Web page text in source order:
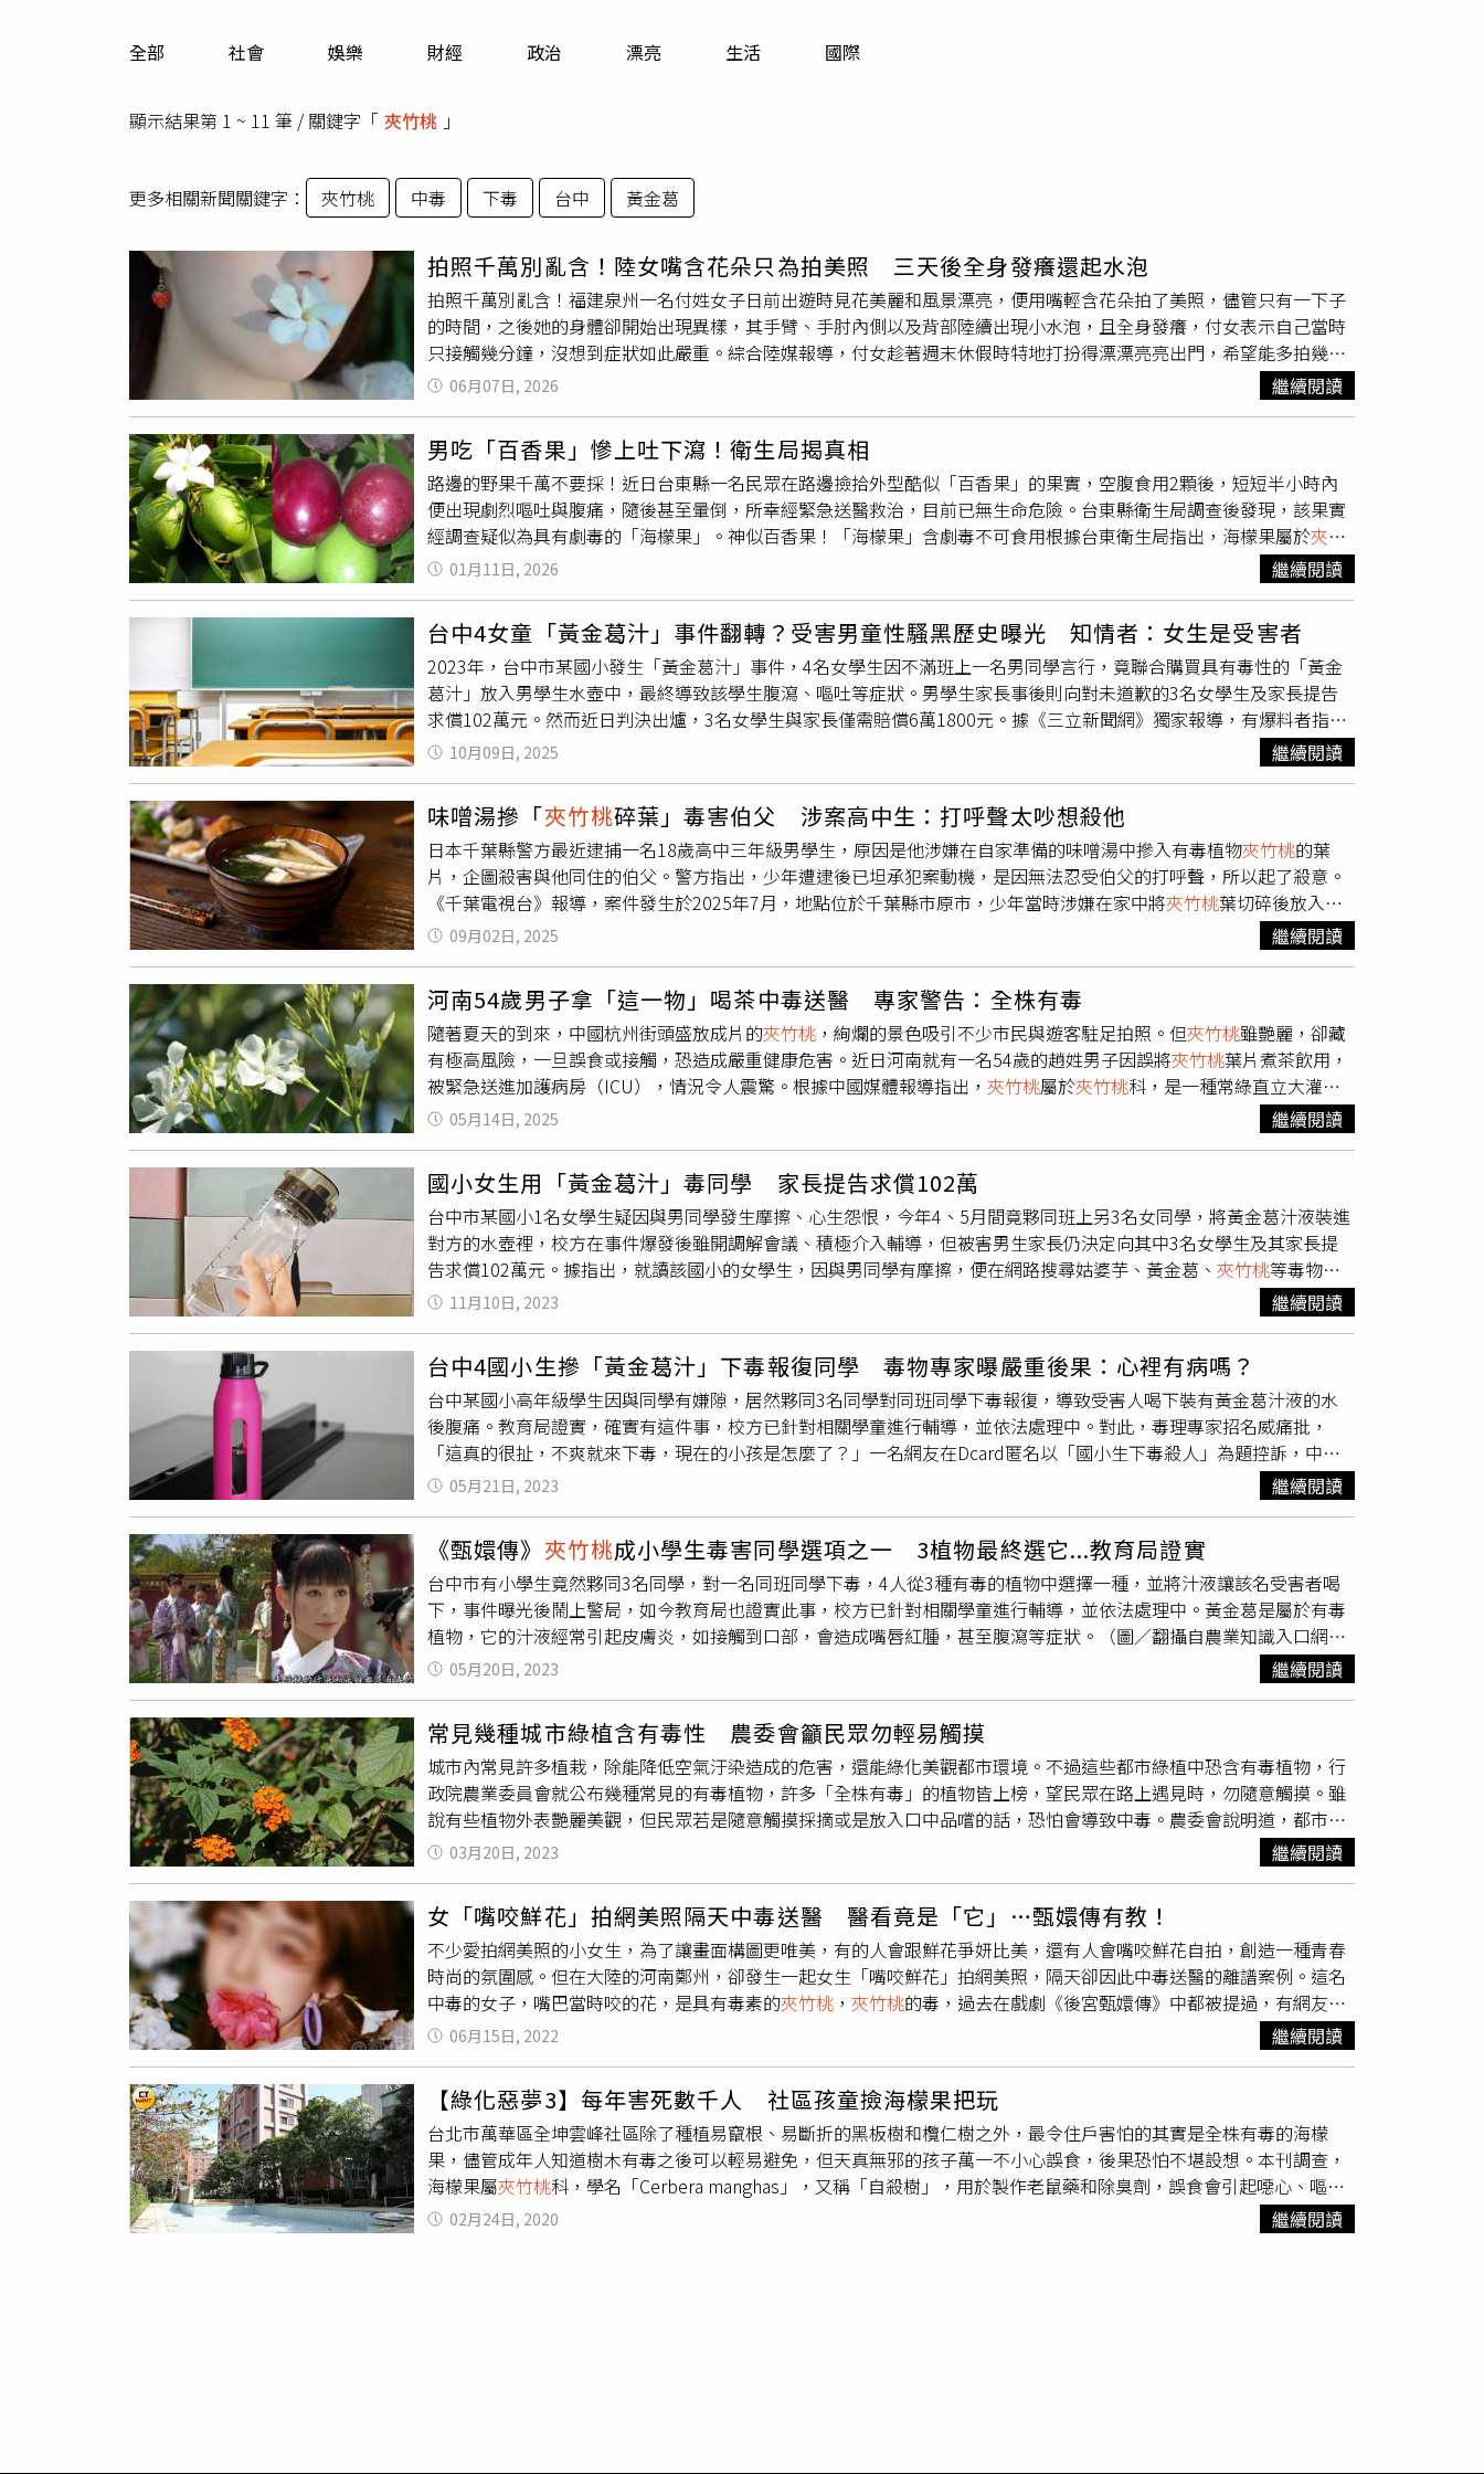
運勢
全部 社會 娛樂 財經 政治 漂亮 生活 國際
顯示結果第 1 ~ 11 筆 / 關鍵字「 夾竹桃 」
更多相關新聞關鍵字： 夾竹桃 中毒 下毒 台中 黃金葛
拍照千萬別亂含！陸女嘴含花朵只為拍美照 三天後全身發癢還起水泡
拍照千萬別亂含！福建泉州一名付姓女子日前出遊時見花美麗和風景漂亮，便用嘴輕含花朵拍了美照，儘管只有一下子
的時間，之後她的身體卻開始出現異樣，其手臂、手肘內側以及背部陸續出現小水泡，且全身發癢，付女表示自己當時
只接觸幾分鐘，沒想到症狀如此嚴重。綜合陸媒報導，付女趁著週末休假時特地打扮得漂漂亮亮出門，希望能多拍幾張
美照，出遊期間她看見一叢白色小花十分美麗，便拿起來含在嘴裡當作裝飾拍照，沒想到三天後身體開始出現不適，到
雖擁有漂亮花朵與四季常青的綠葉，但其實整株植
物都有毒，包括莖、葉、花粉、種子與枝條皆含有毒性，是知名的有毒植物，輕微中毒症狀包括食慾不振、噁心、腹瀉
等，嚴重時則可能影響心臟功能，甚至導致死亡，而其毒性是必須入口才會發生作用，一般遠距離觀賞或只是路過花
叢，並不會有中毒的危險。事實上，2025年日本就曾發生一名18歲高中生涉嫌在自家準備的味噌湯中，摻入有毒植物夾
竹桃的葉片，企圖殺害與他同住的伯父；河南也有一名54歲男子誤將夾竹桃葉片煮茶飲用，被緊急送進加護病房
（ICU）的情況。此文一出底下立即吸引許多網友留言表示，「對於自己看不懂的花花草草少去觸碰」、「白色夾竹桃
真沒見過，長知識了」，也有網友提到可能沒看過《後宮甄嬛傳》。
06月07日, 2026 繼續閱讀
男吃「百香果」慘上吐下瀉！衛生局揭真相
路邊的野果千萬不要採！近日台東縣一名民眾在路邊撿拾外型酷似「百香果」的果實，空腹食用2顆後，短短半小時內
便出現劇烈嘔吐與腹痛，隨後甚至暈倒，所幸經緊急送醫救治，目前已無生命危險。台東縣衛生局調查後發現，該果實
經調查疑似為具有劇毒的「海檬果」。神似百香果！「海檬果」含劇毒不可食用根據台東衛生局指出，海檬果屬於夾竹
桃 科植物，常見於亞洲熱帶沿海及台灣各地。其花朵潔白如星且中心微紅，成熟後的果實色澤鮮紅、大如雞蛋，因外型
與芒果或百香果高度相似，常導致民眾誤認。然而，海檬果全株皆具有強烈毒性，尤其是果實與種子內含致命的「強心
配糖體」（cardiac glycoside），誤食後會嚴重干擾心臟功能，屬於劇毒植物，絕不可食用。由於海檬果樹形優美、花
香濃郁且常年綠意盎然，是台灣極為常見的景觀與行道樹種。農業藥用植物主題館指出，海檬果的果實纖維發達，能藉
由海水漂流散布，因此在沿海地帶分布極廣。海檬果含劇毒。（圖／台東縣衛生局）台東衛生局長：「五要二不」遠離
中毒陷阱儘管海檬果具有高度觀賞價值，但目前戶外警告標示普遍不足，加上果實成熟後容易掉落路邊，若民眾不察隨
意撿拾，極易發生致命的誤食意外。對此，台東縣衛生局長孫國平強烈呼籲，預防中毒應嚴格遵守「五要二不原則」：
除了基本的勤洗手、食材新鮮、生熟食分開、澈底加熱及注意溫度保存外，最重要就是「不要生飲山泉水」與「不要食
用不明動植物」。衛生局強調，路邊植物應僅供觀賞，切勿因好奇採摘食用，以免造成無法挽回的健康傷害。更多三立
新聞網報導． CPB／台灣名投曹錦輝確定轉戰中國「福州海俠隊」！首場賽事曝光． 麥當勞漢堡變小？「超真實對比
照」曝光網酸爆 業者解釋了． 2026「這張卡」大爆發？事實查核中心揭真相：6直轄市真實福利曝光
01月11日, 2026 繼續閱讀
台中4女童「黃金葛汁」事件翻轉？受害男童性騷黑歷史曝光 知情者：女生是受害者
2023年，台中市某國小發生「黃金葛汁」事件，4名女學生因不滿班上一名男同學言行，竟聯合購買具有毒性的「黃金
葛汁」放入男學生水壺中，最終導致該學生腹瀉、嘔吐等症狀。男學生家長事後則向對未道歉的3名女學生及家長提告
求償102萬元。然而近日判決出爐，3名女學生與家長僅需賠償6萬1800元。據《三立新聞網》獨家報導，有爆料者指
出，其實女童們之所以下毒，是因為遭受受害男同學長期性騷，加上向師長通報後也遭到漠視，最終才會出此下策。據
《三立新聞網》獨家報導，爆料者表示事發當時校方為保護學生，僅隱晦提及男童「言行」引發女童們不滿。然而實際
上卻是男童長期對女同學以言語、行為性騷擾，甚至會在女學生上廁所時在廁所外「站崗」，狀況已經達到令女學生心
生恐懼的程度，而女學生將情況向當時的班導師反應，卻遭到師長的漠視，根據監察院調查資料，女學生中的一人曾指
出，遭到該名男同學拍頭、拉頭髮、拍肩膀、故意撞身體、還在游泳課時近距離盯看、言語騷擾等，又指出該名男同學
會評論女同學的胸部。甚至在性平調查期間，該名男同學還在午飯時間跑到女同學面前徘徊、盯著她看，又在健康檢查
前故意接近她，讓女學生感到害怕。另一名女同學也指出，遭到該名男同學以言語騷擾「妳的胸部比同班○○○還大」
等語，又故意碰觸她的身體、以物品觸碰／打身體、伸腳絆倒、評論其胸部。女學生們還指出，該名男同學不僅對這幾
名女學生彈內衣、用身體撞人，女學生還多次發現，當上廁所出來時對方竟在廁所門外「站崗」等候。女學生雖多次向
班級導師反映，但遭到導師輕忽認為「那有什麼」，以至於男同學不但未改善言行，甚至變本加厲，最終女學生被逼到
走投無路，才上網查詢毒物資料，決心要「讓他受到教訓」。當時，女同學在夾竹桃
因黃金葛容易取得而選擇採用，並在2023年4月時，將「黃金葛汁」以滴管加進男同學水壺內，見效果不佳，5月4日再
度下毒，結果被其他人發現後舉發。根據2023年報導，女孩事前、事後討論的紙條中，包含「黃金葛只會口腔刺痛、胃
痛而已」、「我和我的朋友們討論過，最後決定不再傷害你，也請你不要再靠近我，我再聲明一次，我並不喜歡你！我
和我的朋友還是會做好應有的防備。」等內容，也曾寫紙條給檢舉的人「我們決定取消毒他，並且再一次給他警告，但
還是要把那瓶帶著，以防他又對我不利。」如今看來，這些紙條的內容也與爆料者說法相符合。事後，男同學家長決定
對3名女童及家長求償101萬5050元精神撫慰金與醫藥費，僅有其中1名女同學經協調後「道歉認錯」得以倖免。對此台
中地院法官認為，男同學長時間與這4名女同學在同一環境學習，擔心再次遭毒害，也產生焦慮、恐慌不安、情緒低落
等負面情緒，經診斷有憂鬱、焦慮可能，考量涉案情節及雙方資力，判3名女童及家長賠償6萬1800元，可上訴。爆料者
表示，女學生以黃金葛汁下毒的行為雖不可取，但女學生是在長期遭受跟蹤性騷，告知師長後又遭到漠視的狀況下，才
會做出錯誤的判斷與舉動。且在事後，其中一名遭男同學主要針對的女學生，原本成績優秀堪稱學霸，事件後卻陷入沮
喪，功課也因此一落千丈。加上在揭露整起事件後，均未有人提及前因，讓女同學們備受到外界輿論壓力，因此決定出
面還原事件的另一個角度，讓真相水落石出。
10月09日, 2025 繼續閱讀
味噌湯摻「夾竹桃碎葉」毒害伯父 涉案高中生：打呼聲太吵想殺他
日本千葉縣警方最近逮捕一名18歲高中三年級男學生，原因是他涉嫌在自家準備的味噌湯中摻入有毒植物夾竹桃的葉
片，企圖殺害與他同住的伯父。警方指出，少年遭逮後已坦承犯案動機，是因無法忍受伯父的打呼聲，所以起了殺意。
《千葉電視台》報導，案件發生於2025年7月，地點位於千葉縣市原市，少年當時涉嫌在家中將夾竹桃葉切碎後放入味
噌湯端給伯父飲用。伯父在喝下後立即感覺味道異常，隨即吐出，雖未喪命，但仍出現口腔麻痺與腹痛等症狀。警方表
苷（Oleandrin）」，這是一種會
被捕。少年在供述中承認計畫殺害伯父，「我受不了伯父大聲的鼾聲，所以我想殺掉他。」警方強調，目前仍在釐清少
年取得夾竹桃的管道，該案已在上個月移送交家庭法院審理。
09月02日, 2025 繼續閱讀
河南54歲男子拿「這一物」喝茶中毒送醫 專家警告：全株有毒
隨著夏天的到來，中國杭州街頭盛放成片的夾竹桃 ，絢爛的景色吸引不少市民與遊客駐足拍照。但夾竹桃雖艷麗，卻藏
有極高風險，一旦誤食或接觸，恐造成嚴重健康危害。近日河南就有一名54歲的趙姓男子因誤將夾竹桃葉片煮茶飲用，
被緊急送進加護病房（ICU），情況令人震驚。根據中國媒體報導指出， 夾竹桃屬於夾竹桃科，是一種常綠直立大灌
木。其葉片形似竹葉，花色從粉紅至深紅不等，也有白色品種，外觀與桃花類似，故得名「
」。據古籍《浮生拾
被廣泛栽種於都市綠化帶及
園藝景觀中，並因為花期長、適應力強、觀賞價值高而深受青睞，但專家與當地衛生機關一再強調，
毒」，其根、莖、葉、花、種子乃至汁液皆含毒性。即便僅僅是服用少量乾燥葉片，也可能導致中毒，嚴重者甚至死
亡。趙男的案例中，他誤以為夾竹桃具有藥用價值，於是摘取葉片煮茶，飲用後不久即出現急性中毒反應，經送醫搶救
後才脫離險境。主治醫師表示，夾竹桃所含的毒性物質會影響心臟與神經系統，極易造成心律不整、中樞神經抑制等重
症反應。值得注意的是， 夾竹桃不只是葉片致毒，其乳汁與種子毒性尤為強烈，孩童若誤食，危險更甚。因此，醫療專
家提醒民眾，不應隨意接觸街頭花草，更不該擅自嘗試「自製草藥」或「民間偏方」，以免造成不可逆的後果。但儘管
對環境極具適應力：耐高
溫、抗污染，尤其對汽機車排放的二氧化硫等有害氣體具有良好吸收能力。在城市空氣品質管理上，
夾竹桃
化空氣、減少粉塵與抗毒物的功效，甚至有「環保衛士」之稱。再加上夾竹桃透過插條與壓條等方式繁殖簡便，成長快
速，對土壤要求低，因此成為園林造景的熱門植物。不過，專家強調，民眾應遵守「可遠觀而不可褻玩焉」的原則，欣
賞其美而不輕忽潛在風險，並留意家中孩童與寵物的安全，避免發生誤觸或誤食的危機事件。
05月14日, 2025 繼續閱讀
國小女生用「黃金葛汁」毒同學 家長提告求償102萬
台中市某國小1名女學生疑因與男同學發生摩擦、心生怨恨，今年4、5月間竟夥同班上另3名女同學，將黃金葛汁液裝進
對方的水壺裡，校方在事件爆發後雖開調解會議、積極介入輔導，但被害男生家長仍決定向其中3名女學生及其家長提
告求償102萬元。據指出，就讀該國小的女學生，因與男同學有摩擦，便在網路搜尋姑婆芋、黃金葛、 夾竹桃等毒物相
關資料，最後抽籤決定使用黃金葛。該女生4月27日夥同另3名女同學，趁男同學不在時，在其水壺中添加含糖的黃金葛
汁液，男同學喝了後曾出現頭暈、噁心、肚痛，以為是吃壞東西；女同學5月4日第2次意圖再將黃金葛汁加入水壺中，
元，以及100萬元精神慰撫金；至於另名女學生未被求償的原因，據了解，是男學生家長認為她有認錯，向被害男生道
歉。校方指出，該班導師發現此事後立即通知所有家長並開會，對於學校外的民事求償情事，校方無從干涉，但事發後
一直將焦點放在孩子身上，目前4名女學生及該名男學生都仍在班上就讀，學校持續關注相關細節，並提供固定的駐班
人員了解班上學習氛圍、給予支持。本案也衍生案外案，涉案的女學生指控該男同學曾對其「性騷擾」，男生家長則不
滿加害的女學生仍在同班，認為有遭霸凌的問題，還曾印製「校長包庇」、「施壓老師」等海報張貼，校長對此也提告
家長公然侮辱。校方強調，會議的共識都希望孩子在原班學習且不希望事件被標籤化，至於成人的想法與名節問題則有
他們各自的主張、可行使各自權利。
11月10日, 2023 繼續閱讀
台中4國小生摻「黃金葛汁」下毒報復同學 毒物專家曝嚴重後果：心裡有病嗎？
台中某國小高年級學生因與同學有嫌隙，居然夥同3名同學對同班同學下毒報復，導致受害人喝下裝有黃金葛汁液的水
後腹痛。教育局證實，確實有這件事，校方已針對相關學童進行輔導，並依法處理中。對此，毒理專家招名威痛批，
「這真的很扯，不爽就來下毒，現在的小孩是怎麼了？」一名網友在Dcard匿名以「國小生下毒殺人」為題控訴，中部
某國小高年級學生和同學有糾紛，先是查詢毒物相關資料，包括姑婆芋、黃金葛、
，再夥同3名同學抽籤決定使
用黃金葛，並趁對方不在時，偷偷將黃金葛汁液倒進其水壺裡。受害人喝下摻有黃金葛汁液的水後，出現頭暈、噁心、
肚痛等狀況，全案因此曝光。對此，台中教育局證實，確實有這件事，校方已針對相關學童進行輔導，並依法處理中。
毒理專家招名威在粉專《招名威教授 毒理威廉》指出，黃金葛的汁液內含有高濃度的不溶性草酸鈣，用顯微鏡來看的話
是很容易看到結晶的塊狀物，誤食高劑量的話，在口腔是會引發嚴重發炎反應，噁心、嘔吐、疼痛、無法吞嚥，若進入
身體，也是會有全身性的過敏反應發生，甚至可能會有氣喘、呼吸阻塞的情況。招名威痛斥，「一般來說，較擔心的是
寵物會誤食，但有國中生（應是國小生）竟然會拿這種東西來毒害同學，心裡是有病嗎？」招名威也提到，另外兩種植
物姑婆芋和 夾竹桃
沒有比較好，一個含有大量的生物鹼，另一個含有強心配醣體（一種心臟毒素），人吃下去也是會有
05月21日, 2023 繼續閱讀
《甄嬛傳》 夾竹桃成小學生毒害同學選項之一 3植物最終選它...教育局證實
台中市有小學生竟然夥同3名同學，對一名同班同學下毒，4人從3種有毒的植物中選擇一種，並將汁液讓該名受害者喝
下，事件曝光後鬧上警局，如今教育局也證實此事，校方已針對相關學童進行輔導，並依法處理中。黃金葛是屬於有毒
植物，它的汁液經常引起皮膚炎，如接觸到口部，會造成嘴唇紅腫，甚至腹瀉等症狀。（圖／翻攝自農業知識入口網）
有網友在「DCARD」上爆料，台中有一間小學一名A與R同學發生摩擦，A同學竟然在網路上搜尋毒物相關資料，並夥同3
抽籤選擇了黃金葛，黃金葛的汁液會引起皮膚炎，如接觸到口部，會
沒有異樣，因此打算再度犯案，卻被其他同學發現異樣才做罷。而受害人R生喝下飲料後，其實有出現頭暈噁心肚痛的
症狀，當時認為是吃壞東西。班導發現後，R生恐遭下毒後，立即通知受害者家長，並請他們密切觀察R生身體狀況，並
通報學校。夾竹桃的汁液和花粉都有毒。（圖／翻攝自農委會）校方開了個案會議和家長會議，卻又在隔天發現A生座
位下，裝有含糖黃金葛汁液的瓶子，疑似要再度犯案，因此雙方家長鬧開並報警。台中市警方也證實確有此事，於本月
11日獲報，但小學生未滿12歲，加上兒童刑法除罪化，依《少年事件處理法》修正12歲以下兒童刑法除罪化，全面回歸
教育及社政體系，警方只能依規定通報校安。台中市教育局則證實並表示，本案為一名國小高年級學生，與同班同學出
現摩擦紛爭導致。學校已針對當事人、關係人等分別進行輔導處遇措施，雙方家長陸續提出疑似校園霸凌事件及疑似性
別事件申請，教育局則請學校除加強該班學生人際關係及個別、團體心理輔導，並依照性別平等教育法與校園霸凌防制
準則及其程序調查處理。
05月20日, 2023 繼續閱讀
常見幾種城市綠植含有毒性 農委會籲民眾勿輕易觸摸
城市內常見許多植栽，除能降低空氣汙染造成的危害，還能綠化美觀都市環境。不過這些都市綠植中恐含有毒植物，行
政院農業委員會就公布幾種常見的有毒植物，許多「全株有毒」的植物皆上榜，望民眾在路上遇見時，勿隨意觸摸。雖
說有些植物外表艷麗美觀，但民眾若是隨意觸摸採摘或是放入口中品嚐的話，恐怕會導致中毒。農委會說明道，都市常
見的姑婆芋、黃金葛、杜鵑花、聖誕紅、長春花、海檸果、鳳凰木、馬櫻丹、大王仙丹花等植物都是具有毒性的。農委
會公布幾種常見的有毒植物呼籲民眾勿觸摸採摘或是食用。（圖／農委會臉書）姑婆芋的汁液、花、塊莖等部位皆有
毒，2017年時，前內政部長徐國勇就曾誤食姑婆芋梗，導致口腔、喉嚨、胃部刺痛難受，緊急送往醫院救治。黃金葛因
為好養活又便宜，一直受到民眾歡迎，許多人家裡都有種植，不過它的汁液也有毒性，不甚接觸恐引起皮膚過敏。鳳凰
木身為台南市的市樹，原產於非洲馬達加斯加島，其花與種子有毒，誤食將導致頭暈、流口水、腹脹、腹瀉等症狀。公
園、校園內常見的馬櫻丹也是有毒植物，有毒部位是果實和枝葉。誤食會造成慢性肝中毒，引起發燒、嘔吐、腹瀉、步
履不穩、呼吸急促、昏迷、黃疸等症狀。大王仙丹花原產於太平洋西北部的加羅蓮群島，台灣於1980年代引進，大王仙
丹花枝葉有毒，誤觸乳白色汁液可能引起紅腫發炎的症狀。城市內全株有毒的植物則有杜鵑花、聖誕紅、長春花、海檸
果等4種，其汁液、花朵、種子、果實、莖、枝葉等皆有毒性。海檸果（也稱牛心茄）的樹型及白花極有觀賞性，耐鹽
性和抗風性俱佳，是理想的行道樹樹種，不過它的果實和果仁含有劇毒，誤食嚴重會致死。海檸果毒素好發於心臟，中
毒症狀類似心臟病，中毒後心臟快速跳動，導致全身無力，衰竭、心跳可能停止，因此在東南亞地區稱它為「自殺
樹」。《本草綱目拾遺》中記載：「牛心茄，核者入口立死」足見其毒性之強，一旦誤食，症狀包括臉色蒼白、冒冷
汗、噁心、嘔吐、腹瀉、手腳冰冷麻木、呼吸困難、血壓異常、出現幻覺、昏迷、心跳微弱或衰竭。農委會表示，上述
植物在公園、校園或路邊經常可見，具有極具觀賞價值，卻是有毒植物，另外其他植物像金露花、夾竹桃、龍舌蘭、相
思樹等也都屬有毒植物，呼籲民眾勿觸摸採摘或是食用。
03月20日, 2023 繼續閱讀
女「嘴咬鮮花」拍網美照隔天中毒送醫 醫看竟是「它」…甄嬛傳有教！
不少愛拍網美照的小女生，為了讓畫面構圖更唯美，有的人會跟鮮花爭妍比美，還有人會嘴咬鮮花自拍，創造一種青春
時尚的氛圍感。但在大陸的河南鄭州，卻發生一起女生「嘴咬鮮花」拍網美照，隔天卻因此中毒送醫的離譜案例。這名
中毒的女子，嘴巴當時咬的花，是具有毒素的夾竹桃 ， 夾竹桃的毒，過去在戲劇《後宮甄嬛傳》中都被提過，有網友就
打趣的說：「多看《甄嬛傳》能多活幾年，親測有效。」中國河南省鄭州市一名女子，日前採下路邊野花，用嘴巴咬著
拍下美美的時尚網美照，結果隔天竟然因為中毒而送醫治療。醫師後來經過檢查跟照片對比發現，女子當時拍的美照，
嘴裡含的花是美麗但具有毒性的
夾竹桃
全部都含有毒性，若誤食導致夾竹桃，可能造成神經性麻痹、噁心嘔吐、腹瀉胃痛，嚴重者甚至會危及生命。而女子其
實不是為了拍照而誤咬到有毒夾竹桃的第一人，社群平台「小紅書」上，也有不少博主，因口含夾竹桃合影拍照，後來
中毒的案例。專家強調，夾竹桃盡量遠遠觀察就好，不要隨意用手觸摸，尤其是修剪或折斷的部位，千萬不要觸碰。網
友看了紛紛直呼「沒看過《甄嬛傳》啊這是」、「長知識了」。
06月15日, 2022 繼續閱讀
【綠化惡夢3】每年害死數千人 社區孩童撿海檬果把玩
台北市萬華區全坤雲峰社區除了種植易竄根、易斷折的黑板樹和欖仁樹之外，最令住戶害怕的其實是全株有毒的海檬
果，儘管成年人知道樹木有毒之後可以輕易避免，但天真無邪的孩子萬一不小心誤食，後果恐怕不堪設想。本刊調查，
海檬果屬夾竹桃科，學名「Cerbera manghas」，又稱「自殺樹」，用於製作老鼠藥和除臭劑，誤食會引起噁心、嘔
吐、腹痛、腹瀉、手腳麻痺、冒冷汗、血壓下降、呼吸困難等症狀，情況嚴重可致命。海檬果帶有相當毒性的「強心配
醣體」成分，這是一種非常知名的有毒成分分類，毒性相當大，一般屬於強心配醣體類的化合物都會導致心律不整，嚴
02月24日, 2020 繼續閱讀